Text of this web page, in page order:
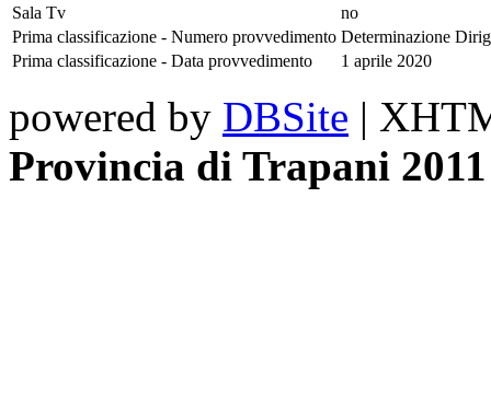
Sala Tv
no
Prima classificazione - Numero provvedimento Determinazione
Prima classificazione - Data provvedimento
1 aprile 2020
powered by DBSite |
Provincia di Trapani 2011